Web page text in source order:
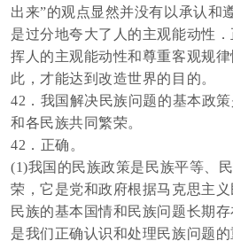
出来”的观点显然并没有以承认和
是过分地夸大了人的主观能动性
挥人的主观能动性和尊重客观规
此，才能达到改造世界的目的。
42．我国解决民族问题的基本政
和各民族共同繁荣。
42．正确。
(1)我国的民族政策是民族平等、
荣，它是党和政府根据马克思主
民族的基本国情和民族问题长期存
是我们正确认识和处理民族问题